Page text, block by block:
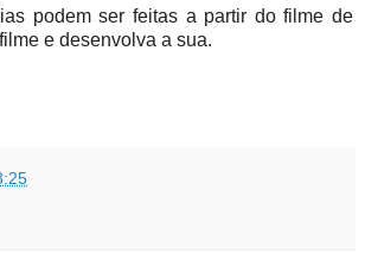
podem ser feitas a partir do filme de
e desenvolva a sua.